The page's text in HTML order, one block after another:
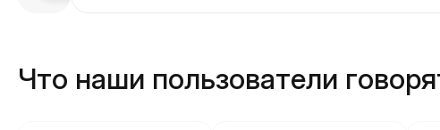
Что наши пользователи